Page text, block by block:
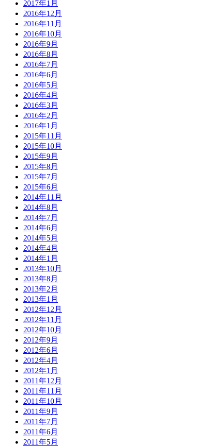
2017年1月
2016年12月
2016年11月
2016年10月
2016年9月
2016年8月
2016年7月
2016年6月
2016年5月
2016年4月
2016年3月
2016年2月
2016年1月
2015年11月
2015年10月
2015年9月
2015年8月
2015年7月
2015年6月
2014年11月
2014年8月
2014年7月
2014年6月
2014年5月
2014年4月
2014年1月
2013年10月
2013年8月
2013年2月
2013年1月
2012年12月
2012年11月
2012年10月
2012年9月
2012年6月
2012年4月
2012年1月
2011年12月
2011年11月
2011年10月
2011年9月
2011年7月
2011年6月
2011年5月